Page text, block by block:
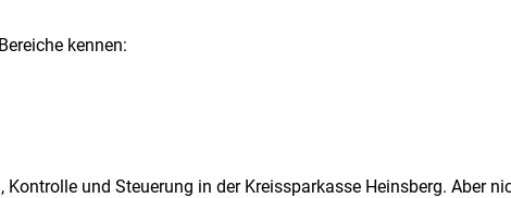
kennen:
und Steuerung in der Kreissparkasse Heinsberg. Aber